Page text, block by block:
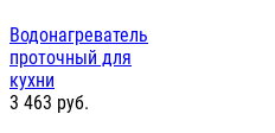
Водонагреватель
проточный для
кухни
3 463 руб.